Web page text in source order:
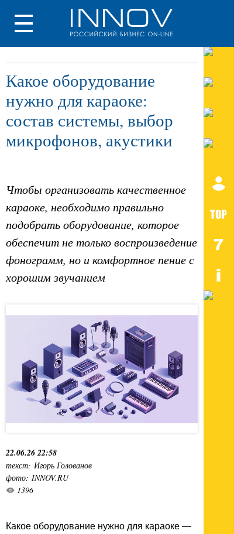
Какое оборудование
нужно для караоке:
состав системы, выбор
микрофонов, акустики
Чтобы организовать качественное
караоке, необходимо правильно
подобрать оборудование, которое
обеспечит не только воспроизведение
фонограмм, но и комфортное пение с
хорошим звучанием
22.06.26 22:58
текст: Игорь Голованов
фото: INNOV.RU
1396
Какое оборудование нужно для караоке —